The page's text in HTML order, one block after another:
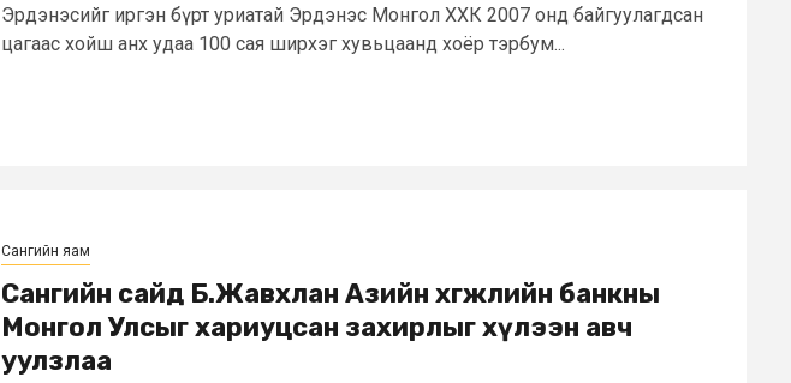
Эрдэнэсийг иргэн бүрт уриатай Эрдэнэс Монгол ХХК 2007 онд байгуулагдсан
цагаас хойш анх удаа 100 сая ширхэг хувьцаанд хоёр тэрбум...
Сангийн яам
Сангийн сайд Б.Жавхлан Азийн хөгжлийн банкны
Монгол Улсыг хариуцсан захирлыг хүлээн авч
уулзлаа